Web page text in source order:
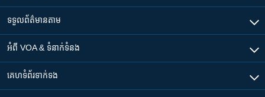
ទទួល​ព័ត៌មាន​តាម
អំពី​ VOA & ទំនាក់ទំនង
គេហទំព័រ​​ទាក់ទង